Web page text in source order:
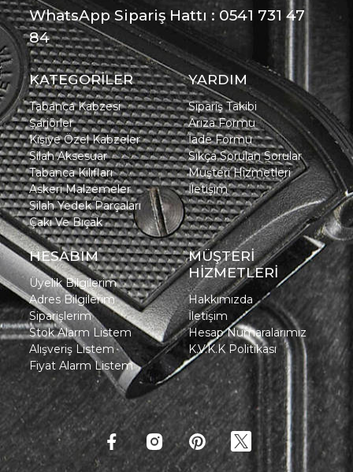
WhatsApp Sipariş Hattı : 0541 731 47
84
KATEGORİLER
Tabanca Kabzesi
Şarjörler
Kişiye Özel Kabzeler
Silah Aksesuar
Tabanca Kılıfları
Askeri Malzemeler
Silah Yedek Parçaları
Çakı Ve Bıçak
YARDIM
Sipariş Takibi
Arıza Formu
İade Formu
Sıkça Sorulan Sorular
Müşteri Hizmetleri
İletişim
HESABIM
Üyelik Bilgilerim
Adres Bilgilerim
Siparişlerim
Stok Alarm Listem
Alışveriş Listem
Fiyat Alarm Listem
MÜŞTERİ
HİZMETLERİ
Hakkımızda
İletişim
Hesap Numaralarımız
K.V.K.K Politikası